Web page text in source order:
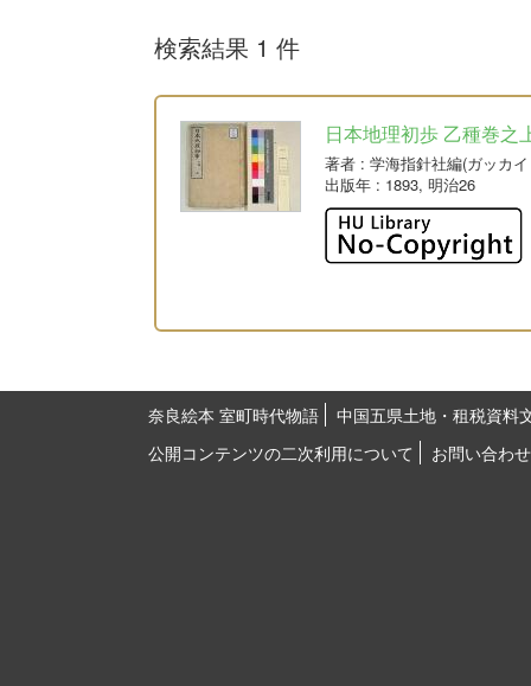
検索結果 1 件
日本地理初歩 乙種巻之
著者 : 学海指針社編(ガッカ
出版年 : 1893, 明治26
奈良絵本 室町時代物語
中国五県土地・租税資料
公開コンテンツの二次利用について
お問い合わせ